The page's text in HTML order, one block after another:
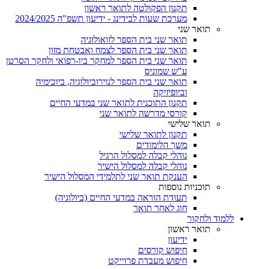
תקנון הפקולטה לתואר ראשון
מערכת שעות לבידינג - ידיעון תשפ"ה 2024/2025
תואר שני
תואר שני בית הספר לזואולוגיה
תואר שני בית הספר לצמח ואבטחת מזון
תואר שני בית הספר למחקר ביו-רפואי ולחקר הסרטן
ע"ש שמוניס
תואר שני בית הספר לנוירוביולוגיה, ביוכימיה
וביופיזיקה
תקנון התוכנית לתואר שני במדעי החיים
קורסי מדרשה לתואר שני
תואר שלישי
תקנון לתואר שלישי
משך הלימודים
נוהלי קבלה למסלול הרגיל
נוהלי קבלה למסלול הישיר
הענקת תואר שני לתלמידי המסלול הישיר
תוכניות נוספות
תעודת הוראה במדעי החיים (ביולוגיה)
חוג לאחר תואר
ללמוד ולחקור
תואר ראשון
ידיעון
חיפוש קורסים
חיפוש מעבדת פרוייקט